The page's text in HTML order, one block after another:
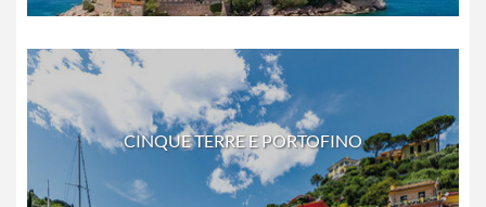
CINQUE TERRE E PORTOFINO